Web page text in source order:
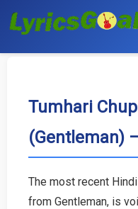
Hindi
Bollywood
English
Tumhari
(Gentleman)
The most recent
from Gentleman, is